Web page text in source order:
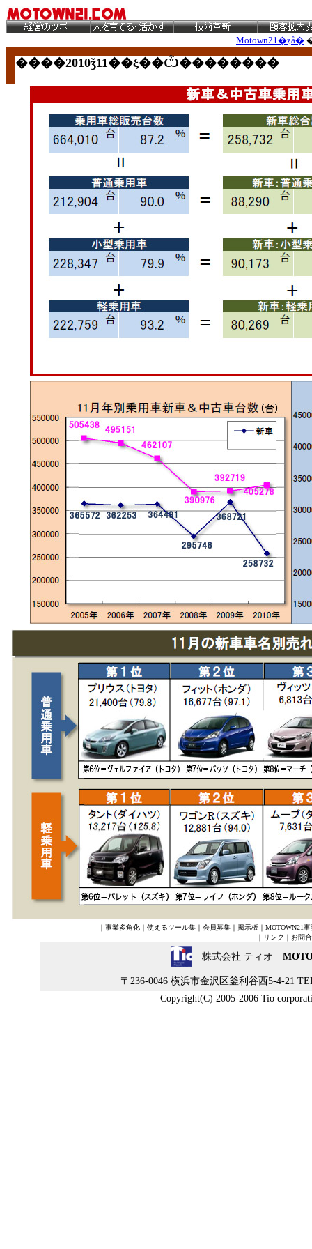
Motown21�ȥå�
����2010ǯ11��ξ��Ѽ��������
｜ 事業多角化｜ 使えるツール集｜ 会員募集｜ 掲示板 ｜ MOTOWN21
｜ リンク ｜ お問
株式会社 ティオ
〒236-0046 横浜市金沢区釜利谷西5-4-21
Copyright(C) 2005-2006 Tio